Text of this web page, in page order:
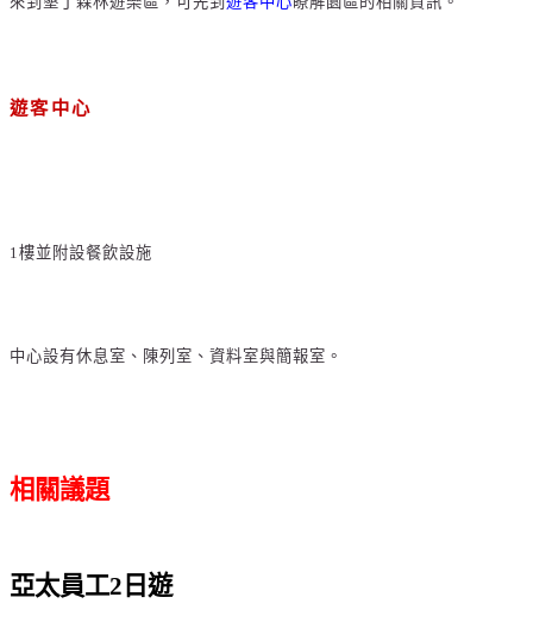
遊客中心
1 樓並附設餐飲設施
中心設有休息室、陳列室、資料室與簡報室。
相關議題
亞太員工2日遊